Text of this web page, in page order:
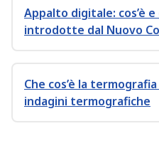
Appalto digitale: cos’è
introdotte dal Nuovo
Che cos’è la
indagini termografiche